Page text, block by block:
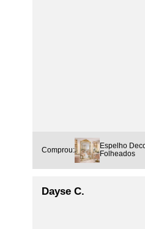
Comprou:
Espelho
Folheados
Dayse C.